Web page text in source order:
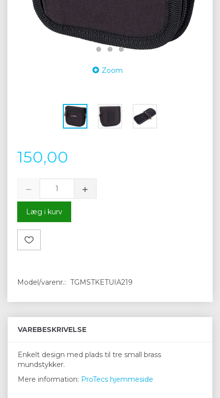
Zoom
150,00
Læg i kurv
Model/varenr.: TGMSTKETUIA219
VAREBESKRIVELSE
Enkelt design med plads til tre small brass
mundstykker.
Mere information: ProTecs hjemmeside